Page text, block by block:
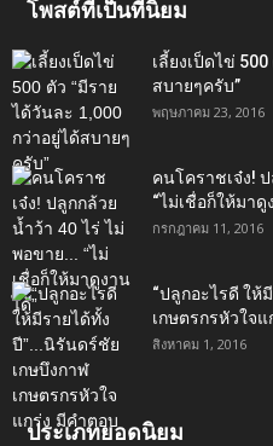
โพสต์ที่เป็นที่นิยม
เลี้ยงเป็ดไข่
สบายๆครับ”
พฤษภาคม 23, 2016
คนโคราชเจ๋ง!
“ไม่เชื่อก็ให้มาดู
กรกฎาคม 11, 2016
“ปลูกอะไรดี ให้
เกษตรกรหัวใจ
สิงหาคม 1, 2016
ประเภทยอดนิยม